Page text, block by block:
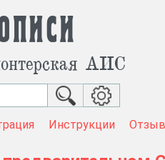
АИС
Инструкции